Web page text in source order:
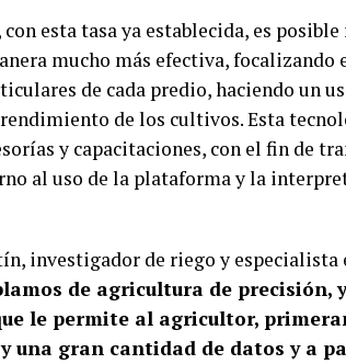
con esta tasa ya establecida, es
mucho más efectiva, focalizando
de cada predio, haciendo un
de los cultivos. Esta
y capacitaciones, con el fin de
al uso de la plataforma y la
investigador de riego y
de agricultura de precisión,
le permite al agricultor,
una gran cantidad de datos y a